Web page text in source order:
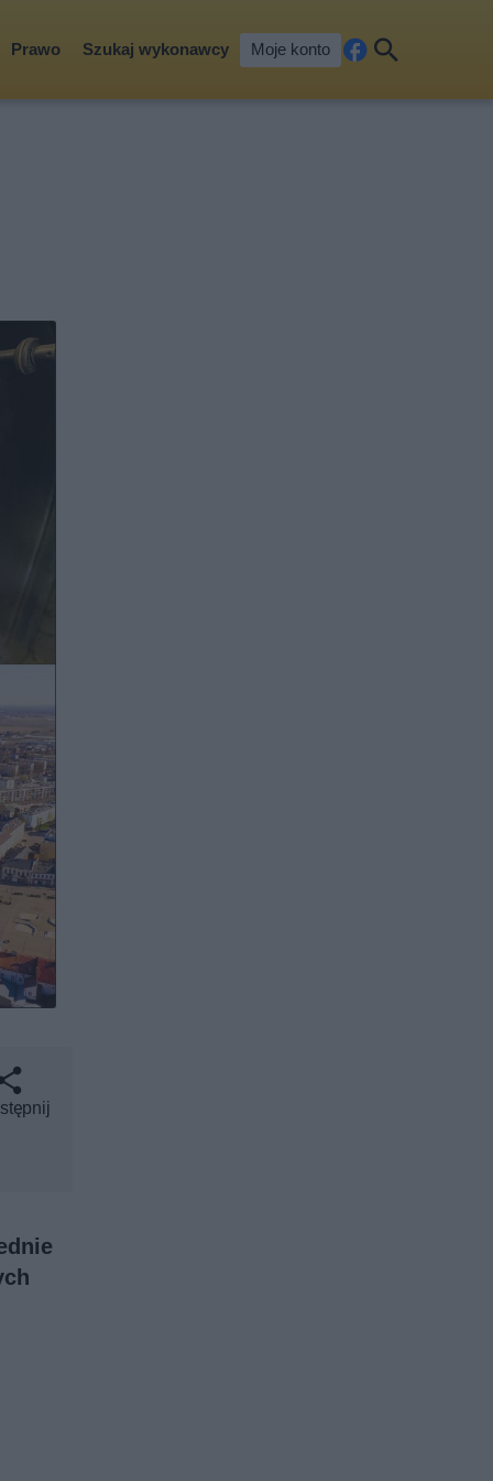
Prawo Szukaj wykonawcy Moje konto
cebkaj